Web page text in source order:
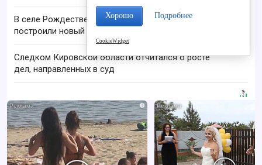
В селе Рождественском семье учителей
построили новый дом
Следком Кировской области отчитался о росте
дел, направленных в суд
i
Хорошо Подробнее
CookieWidget